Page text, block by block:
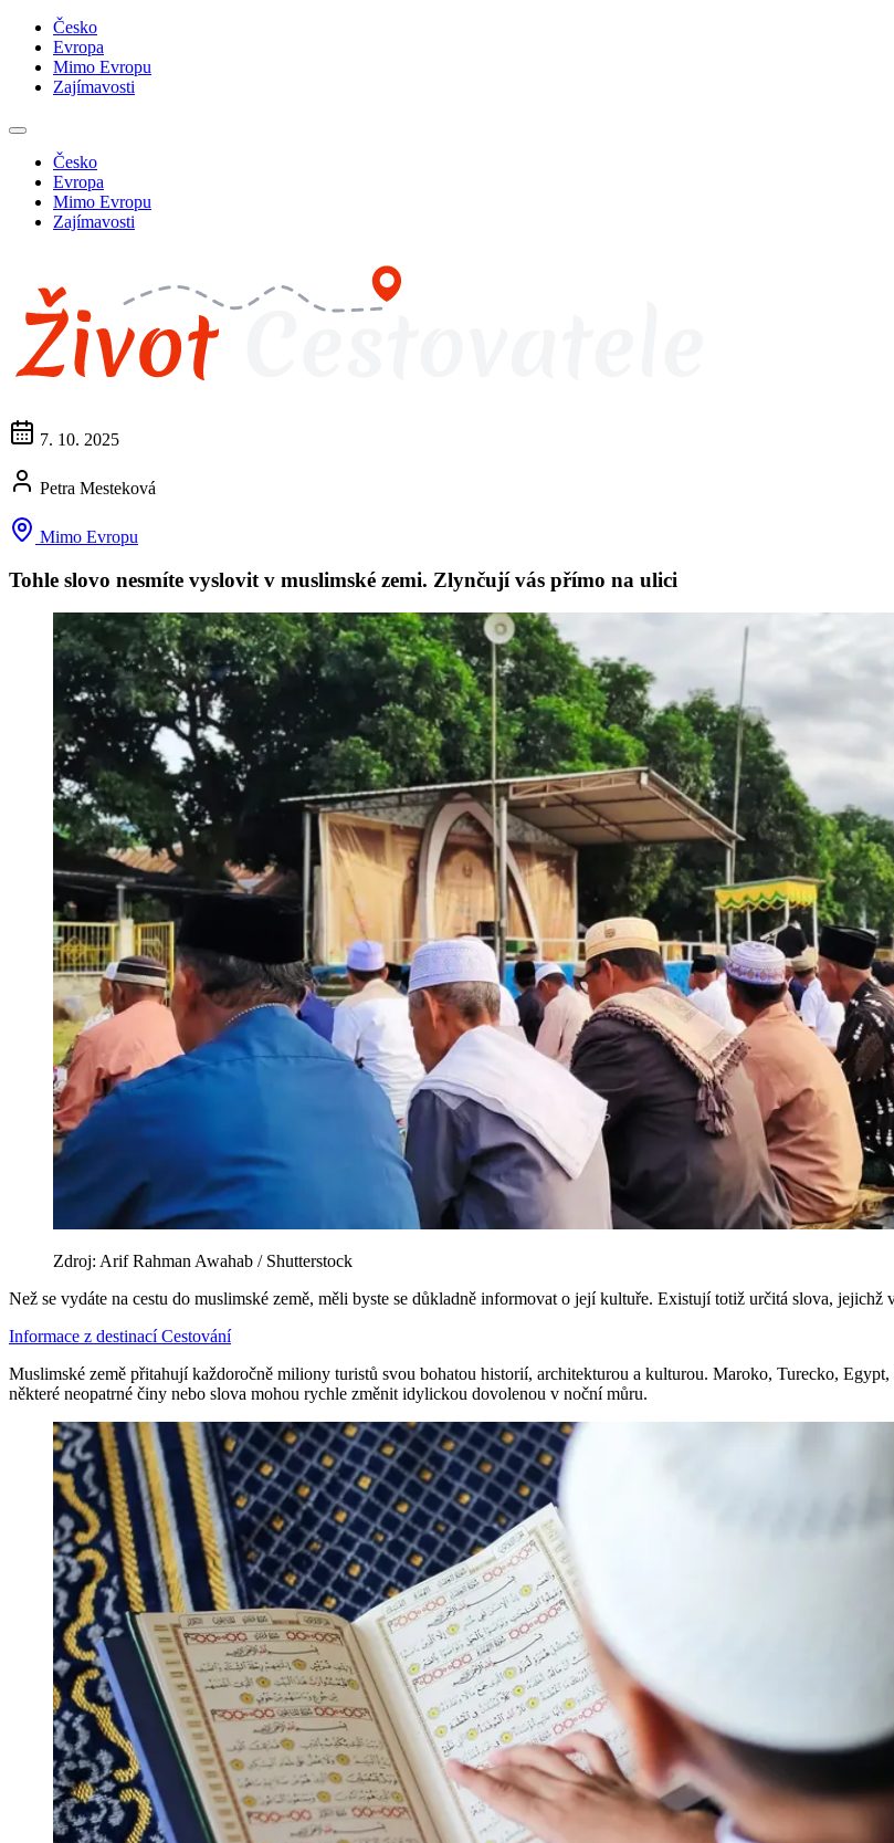
Česko
Evropa
Mimo Evropu
Zajímavosti
Česko
Evropa
Mimo Evropu
Zajímavosti
7. 10. 2025
Petra Mesteková
Mimo Evropu
Tohle slovo nesmíte vyslovit v muslimské zemi. Zlynčují vás přímo na ulici
Zdroj: Arif Rahman Awahab / Shutterstock
Než se vydáte na cestu do muslimské země, měli byste se důkladně informovat o její kultuře. Existují totiž určitá slova,
Informace z destinacíCestování
Muslimské země přitahují každoročně miliony turistů svou bohatou historií, architekturou a kulturou. Maroko, Turecko,
některé neopatrné činy nebo slova mohou rychle změnit idylickou dovolenou v noční můru.